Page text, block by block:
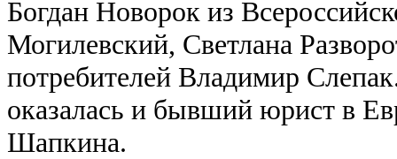
Богдан Новорок из
Могилевский, Светлана
потребителей Владимир
оказалась и бывший юрист в
Шапкина.